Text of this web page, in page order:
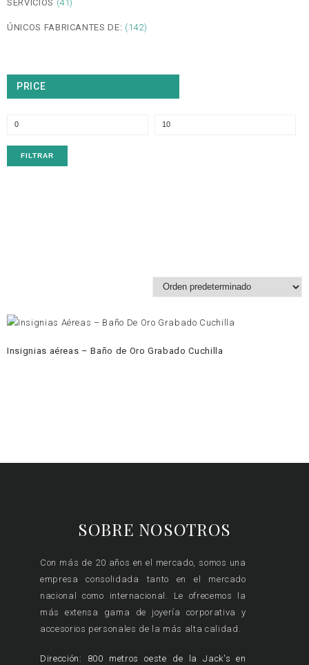
SERVICIOS (41)
ÚNICOS FABRICANTES DE: (142)
PRICE
FILTRAR
Insignias aéreas – Baño de Oro Grabado Cuchilla
SOBRE NOSOTROS
Con más de 20 años en el mercado, somos una
empresa consolidada tanto en el mercado
nacional como internacional. Le ofrecemos la
más extensa gama de joyería corporativa y
accesorios personales de la más alta calidad.
Dirección: 800 metros oeste de la Jack's en